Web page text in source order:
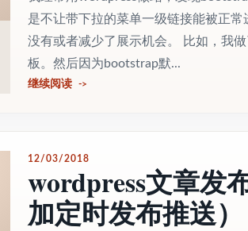
是不让带下拉的菜单一级链接能被正
没有或者减少了展示机会。 比如，我
板。然后因为bootstrap默...
继续阅读
12/03/2018
wordpress文章发
加定时发布推送）